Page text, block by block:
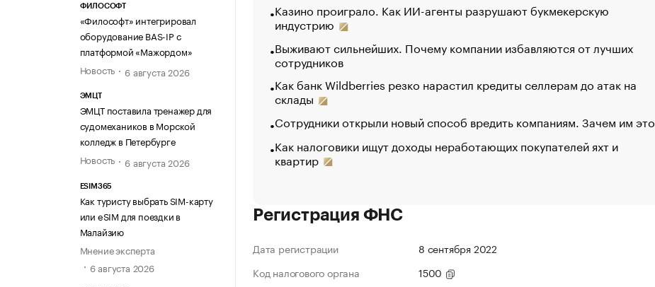
ФИЛОСОФТ
«Философт» интегрировал
оборудование BAS-IP с
платформой «Мажордом»
Новость
6 августа 2026
ЭМЦТ
ЭМЦТ поставила тренажер для
судомехаников в Морской
колледж в Петербурге
Новость
6 августа 2026
ESIM365
Как туристу выбрать SIM-карту
или eSIM для поездки в
Малайзию
Мнение эксперта
6 августа 2026
Казино проиграло. Как ИИ-агенты разрушают букмекерскую
индустрию
Выживают сильнейших. Почему компании избавляются от лучших
сотрудников
Как банк Wildberries резко нарастил кредиты селлерам до атак на
склады
Сотрудники открыли новый способ вредить компаниям. Зачем им это
Как налоговики ищут доходы неработающих покупателей яхт и
квартир
Регистрация ФНС
Дата регистрации
8 сентября 2022
Код налогового органа
1500